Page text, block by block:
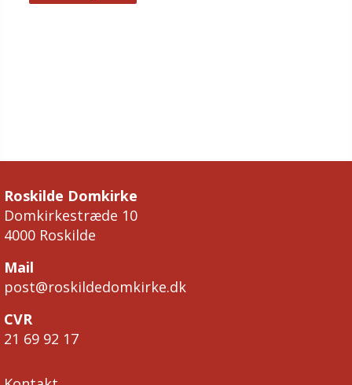
Roskilde Domkirke
Domkirkestræde 10
4000 Roskilde
Mail
post@roskildedomkirke.dk
CVR
21 69 92 17